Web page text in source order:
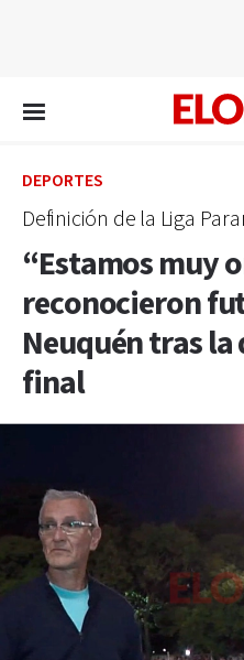
DEPORTES
Definición de la Liga
“Estamos muy
reconocieron
Neuquén tras
final